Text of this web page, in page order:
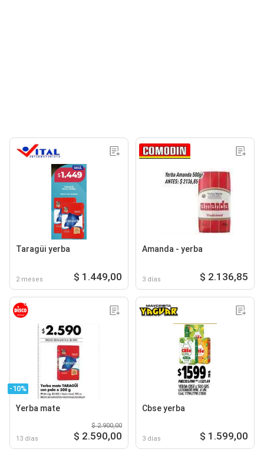
Taragüi yerba
2 meses $ 1.449,00
Amanda - yerba
3 días $ 2.136,85
-10%
Yerba mate
13 días
$ 2.900,00
$ 2.590,00
Cbse yerba
3 días $ 1.599,00